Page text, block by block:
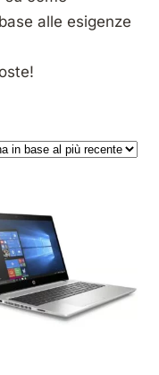
alle esigenze